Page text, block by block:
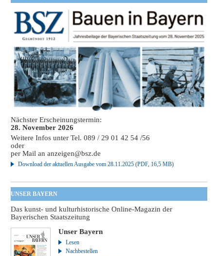
Nächster Erscheinungstermin:
28. November 2026
Weitere Infos unter Tel. 089 / 29 01 42 54 /56
oder
per Mail ananzeigen@bsz.de
Download der aktuellen Ausgabe vom 28.11.2025 (PDF, 16,5 MB)
UNSER BAYERN
Das kunst- und kulturhistorische Online-Magazin der
Bayerischen Staatszeitung
Unser Bayern
Lesen
Nachbestellen